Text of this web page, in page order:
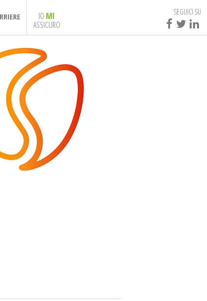
IO MI
ASSICURO
SEGUICI SU